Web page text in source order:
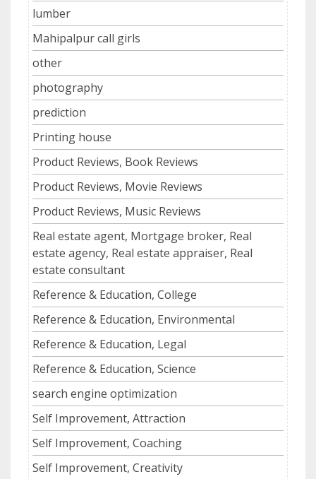
lumber
Mahipalpur call girls
other
photography
prediction
Printing house
Product Reviews, Book Reviews
Product Reviews, Movie Reviews
Product Reviews, Music Reviews
Real estate agent, Mortgage broker, Real
estate agency, Real estate appraiser, Real
estate consultant
Reference & Education, College
Reference & Education, Environmental
Reference & Education, Legal
Reference & Education, Science
search engine optimization
Self Improvement, Attraction
Self Improvement, Coaching
Self Improvement, Creativity